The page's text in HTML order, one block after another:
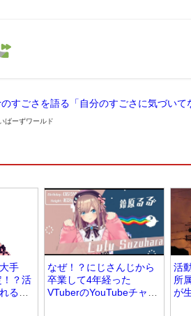
ばーずワールド
手
？活
る理
なぜ！？にじさんじから
卒業して4年経った
VTuberのYouTubeチャン
活
所
が